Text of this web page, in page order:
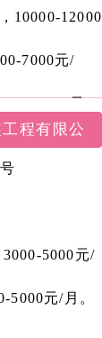
10000-12000
7000元/
7000元/
程有限公
5000元/
5000元/月。